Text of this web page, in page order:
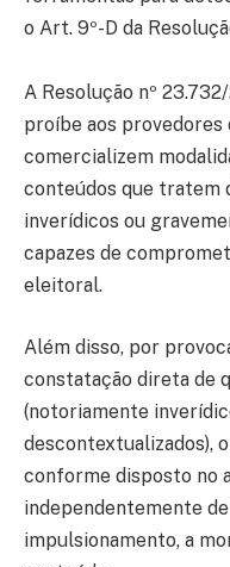
o Art. 9º-D da
A Resolução nº
proíbe aos provedores
comercializem
conteúdos que tratem
inverídicos ou
capazes de
eleitoral.
Além disso, por
constatação direta de
(notoriamente
descontextualizados),
conforme disposto no
independentemente
impulsionamento, a